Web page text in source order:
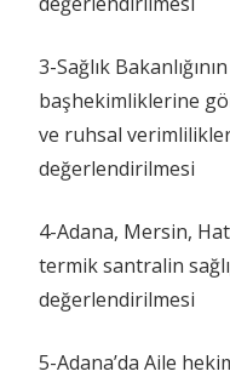
3-Sağlık
başhekimliklerine
ve ruhsal
değerlendirilmesi
4-Adana, Mersin,
termik santralin
değerlendirilmesi
5-Adana’da Aile